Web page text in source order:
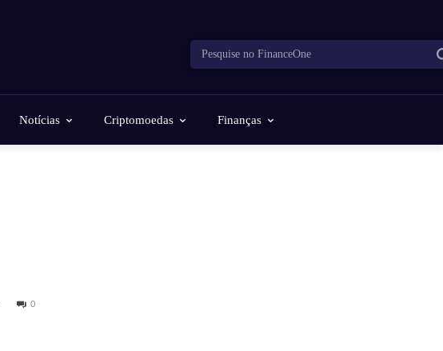
Pesquise no FinanceOne
Notícias Criptomoedas Finanças
0